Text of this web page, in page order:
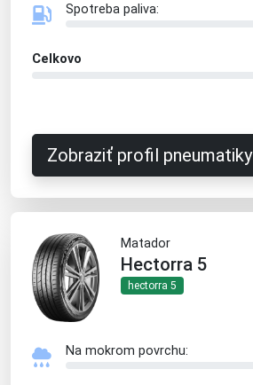
Spotreba paliva:
Celkovo
Zobraziť profil pneumatiky
Matador
Hectorra 5
hectorra 5
Na mokrom povrchu: